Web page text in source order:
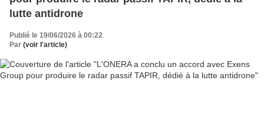
lutte antidrone
Publié le 19/06/2026 à 00:22
Par (voir l'article)